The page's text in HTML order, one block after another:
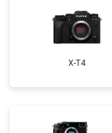
X-T4